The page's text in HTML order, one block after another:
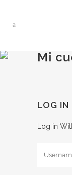
Mi
LOG IN
Log in